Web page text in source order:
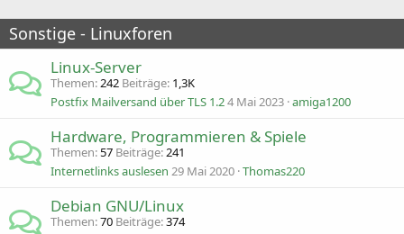
Sonstige - Linuxforen
Linux-Server
Themen 242 Beiträge 1,3K
Postfix Mailversand über TLS 1.24 Mai 2023 amiga1200
Hardware, Programmieren & Spiele
Themen 57 Beiträge 241
Internetlinks auslesen 29 Mai 2020 Thomas220
Debian GNU/Linux
Themen 70 Beiträge 374